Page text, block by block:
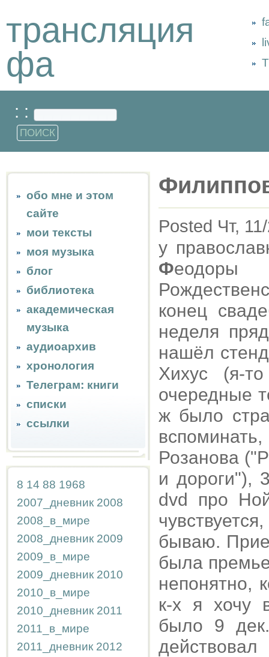
трансляция
фа
: :
обо мне и этом
сайте
мои тексты
моя музыка
блог
библиотека
академическая
музыка
аудиоархив
хронология
Телеграм: книги
списки
ссылки
8 14 88 1968
2007_дневник 2008
2008_в_мире
2008_дневник 2009
2009_в_мире
2009_дневник 2010
2010_в_мире
2010_дневник 2011
2011_в_мире
2011_дневник 2012
Posted Чт,
у
Ф
конец
неделя
нашёл
Хихус (я-
очередные
ж было
Розанова
и дороги"),
dvd про
бываю.
была
непонятно,
к-х я хочу
было 9